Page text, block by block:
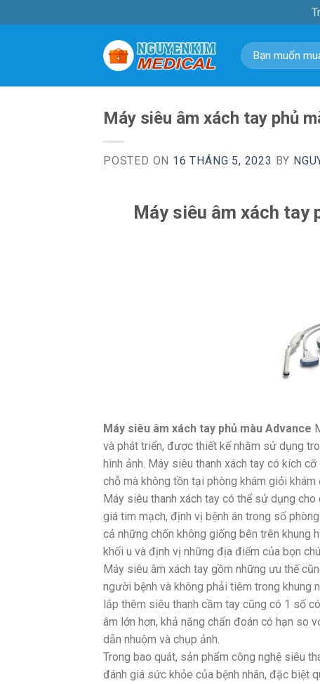
to
Tìm
kiếm:
Máy siêu âm xách tay phủ
POSTED ON 16 THÁNG 5, 2023 BY
Máy siêu âm xách tay
Máy siêu âm xách tay phủ màu Advance
và phát triển, được thiết kế nhằm sử dụng
hình ảnh. Máy siêu thanh xách tay có kích
chỗ mà không tồn tại phòng khám giỏi khám
Máy siêu thanh xách tay có thể sử dụng
giá tim mạch, định vị bệnh án trong số
cả những chốn không giống bên trên khung
khối u và định vị những địa điểm của bọn
Máy siêu âm xách tay gồm những ưu thế
người bệnh và không phải tiêm trong khung
lắp thêm siêu thanh cầm tay cũng có 1 số
âm lớn hơn, khả năng chẩn đoán có hạn so
dẫn nhuộm và chụp ảnh.
Trong bao quát, sản phẩm công nghệ siêu
đánh giá sức khỏe của bệnh nhân, đặc biệt